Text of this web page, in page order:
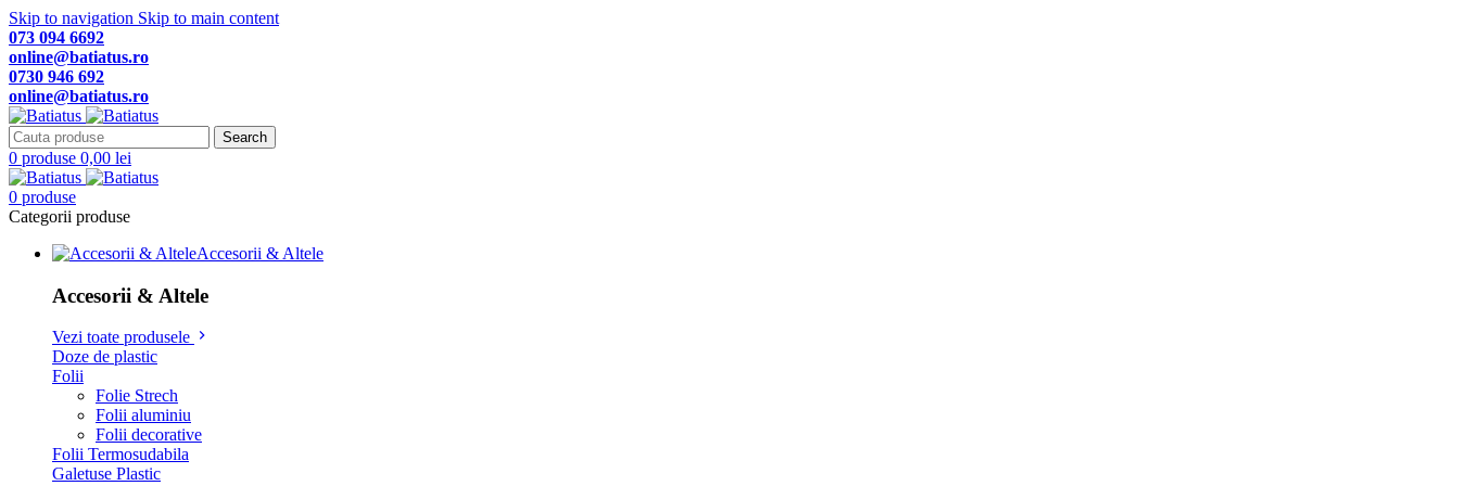
Skip to navigation Skip to main content
073 094 6692
online@batiatus.ro
0730 946 692
online@batiatus.ro
Search
0 produse 0,00 lei
0 produse
Categorii produse
Accesorii & Altele
Accesorii & Altele
Vezi toate produsele
Doze de plastic
Folii
Folie Strech
Folii aluminiu
Folii decorative
Folii Termosudabila
Galetuse Plastic